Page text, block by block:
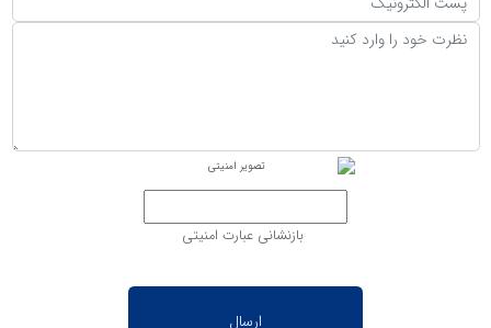
بازنشانی عبارت امنیتی